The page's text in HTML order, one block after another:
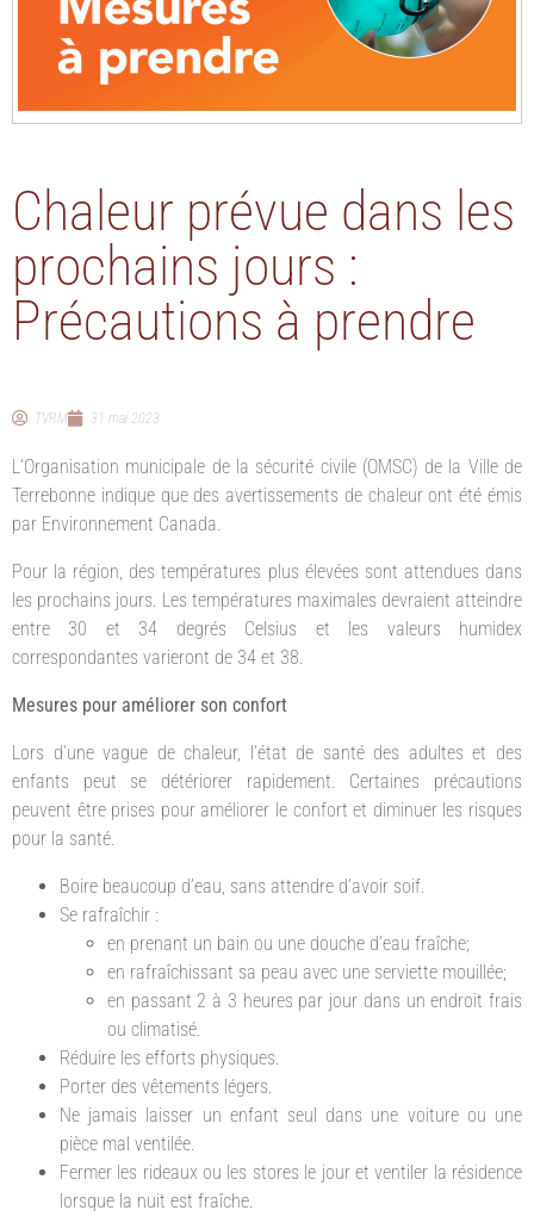
Chaleur prévue dans les
prochains jours :
Précautions à prendre
TVRM 31 mai 2023
L’Organisation municipale de la sécurité civile (OMSC) de la Ville de
Terrebonne indique que des avertissements de chaleur ont été émis
par Environnement Canada.
Pour la région, des températures plus élevées sont attendues dans
les prochains jours. Les températures maximales devraient atteindre
entre 30 et 34 degrés Celsius et les valeurs humidex
correspondantes varieront de 34 et 38.
Mesures pour améliorer son confort
Lors d’une vague de chaleur, l’état de santé des adultes et des
enfants peut se détériorer rapidement. Certaines précautions
peuvent être prises pour améliorer le confort et diminuer les risques
pour la santé.
Boire beaucoup d’eau, sans attendre d’avoir soif.
Se rafraîchir :
en prenant un bain ou une douche d’eau fraîche;
en rafraîchissant sa peau avec une serviette mouillée;
en passant 2 à 3 heures par jour dans un endroit frais
ou climatisé.
Réduire les efforts physiques.
Porter des vêtements légers.
Ne jamais laisser un enfant seul dans une voiture ou une
pièce mal ventilée.
Fermer les rideaux ou les stores le jour et ventiler la résidence
lorsque la nuit est fraîche.